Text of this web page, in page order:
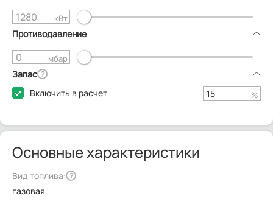
кВт
Противодавление
мбар
Запас ?
Включить в расчет %
Основные характеристики
Вид топлива: ?
газовая